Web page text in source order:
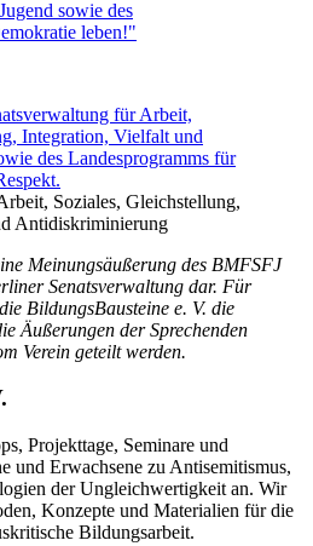
Soziales, Gleichstellung,
Antidiskriminierung
Meinungsäußerung des BMFSFJ
Senatsverwaltung dar. Für
BildungsBausteine e. V. die
Äußerungen der Sprechenden
Verein geteilt werden.
Projekttage, Seminare und
und Erwachsene zu Antisemitismus,
der Ungleichwertigkeit an. Wir
Konzepte und Materialien für die
Bildungsarbeit.